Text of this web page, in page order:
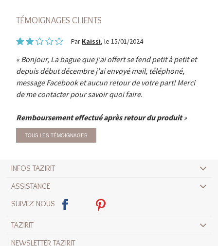
TÉMOIGNAGES CLIENTS
Par Kaissi, le 15/01/2024
Bonjour, La bague que j'ai offert se fend petit à petit et
depuis début décembre j'ai envoyé mail, téléphoné,
message Facebook et aucun retour de votre part! Merci
de me contacter pour savoir quoi faire.
Remboursement effectué après retour du produit
TOUS LES TÉMOIGNAGES
INFOS TAZIRIT
ASSISTANCE
SUIVEZ-NOUS
TAZIRIT
NEWSLETTER TAZIRIT